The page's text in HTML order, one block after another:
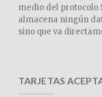
medio del protocolo
almacena ningún
sino que va
TARJETAS